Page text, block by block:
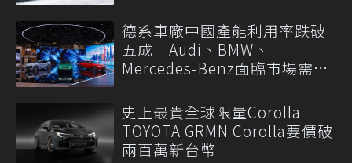
德系車廠中國產能利用率跌破
五成 Audi、BMW、
Mercedes-Benz面臨市場需求
史上最貴全球限量Corolla
TOYOTA GRMN Corolla要價破
兩百萬新台幣